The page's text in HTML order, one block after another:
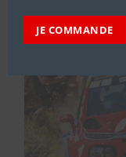
JE COMMANDE